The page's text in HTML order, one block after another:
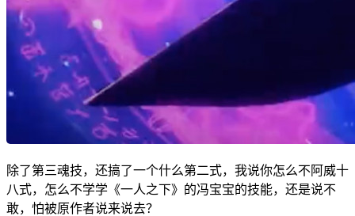
除了第三魂技，还搞了一个什么第二式，我说你怎么不阿威十
八式，怎么不学学《一人之下》的冯宝宝的技能，还是说不
敢，怕被原作者说来说去？